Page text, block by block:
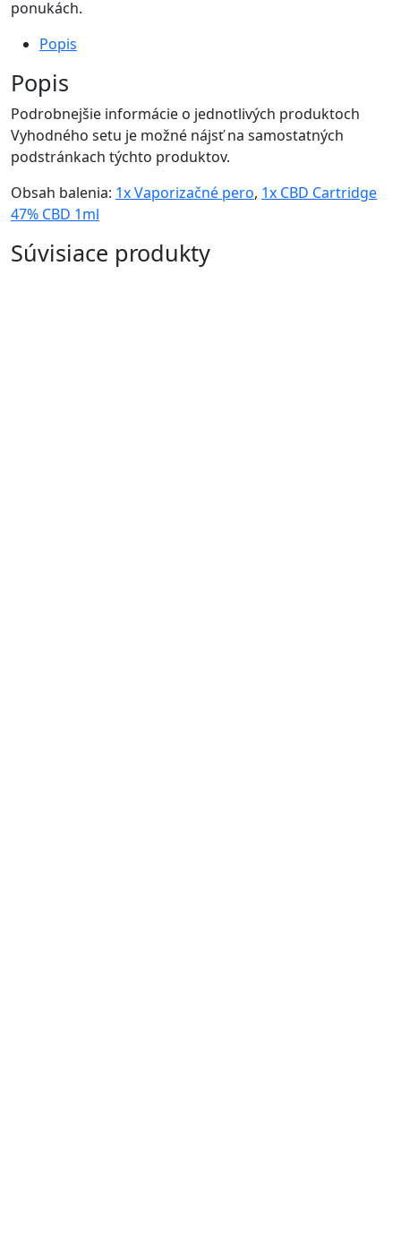
ponukách.
Popis
Popis
Podrobnejšie informácie o jednotlivých produktoch
Vyhodného setu je možné nájsť na samostatných
podstránkach týchto produktov.
Obsah balenia: 1x Vaporizačné pero, 1x CBD Cartridge
47% CBD 1ml
Súvisiace produkty